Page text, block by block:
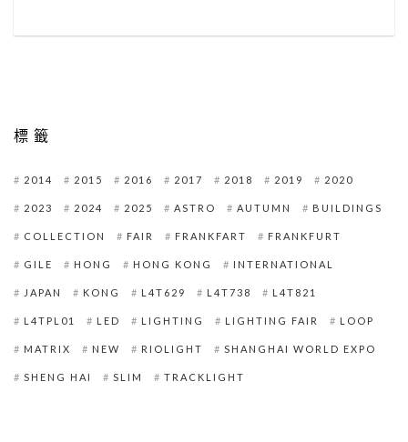
標籤
2014 2015 2016 2017 2018 2019 2020
2023 2024 2025 ASTRO AUTUMN BUILDINGS
COLLECTION FAIR FRANKFART FRANKFURT
GILE HONG HONG KONG INTERNATIONAL
JAPAN KONG L4T629 L4T738 L4T821
L4TPL01 LED LIGHTING LIGHTING FAIR LOOP
MATRIX NEW RIOLIGHT SHANGHAI WORLD EXPO
SHENG HAI SLIM TRACKLIGHT